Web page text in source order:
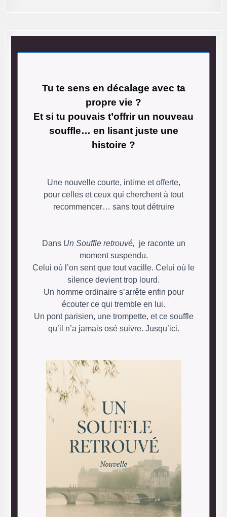
Tu te sens en décalage avec ta
propre vie ?
Et si tu pouvais t’offrir un nouveau
souffle… en lisant juste une
histoire ?
Une nouvelle courte, intime et offerte,
pour celles et ceux qui cherchent à tout
recommencer… sans tout détruire
Dans Un Souffle retrouvé, je raconte un
moment suspendu.
Celui où l’on sent que tout vacille. Celui où le
silence devient trop lourd.
Un homme ordinaire s’arrête enfin pour
écouter ce qui tremble en lui.
Un pont parisien, une trompette, et ce souffle
qu’il n’a jamais osé suivre. Jusqu’ici.